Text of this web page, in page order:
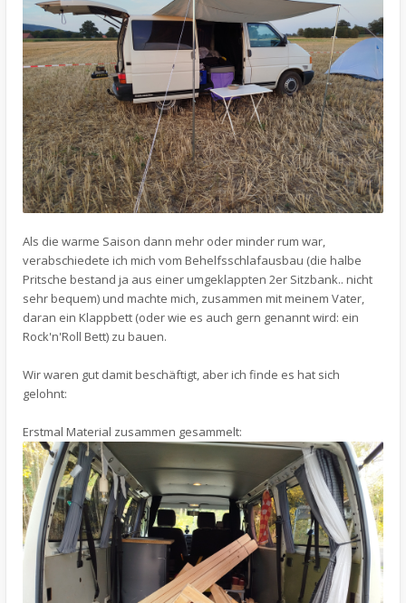
Als die warme Saison dann mehr oder minder rum war,
verabschiedete ich mich vom Behelfsschlafausbau (die halbe
Pritsche bestand ja aus einer umgeklappten 2er Sitzbank.. nicht
sehr bequem) und machte mich, zusammen mit meinem Vater,
daran ein Klappbett (oder wie es auch gern genannt wird: ein
Rock'n'Roll Bett) zu bauen.
Wir waren gut damit beschäftigt, aber ich finde es hat sich
gelohnt:
Erstmal Material zusammen gesammelt: